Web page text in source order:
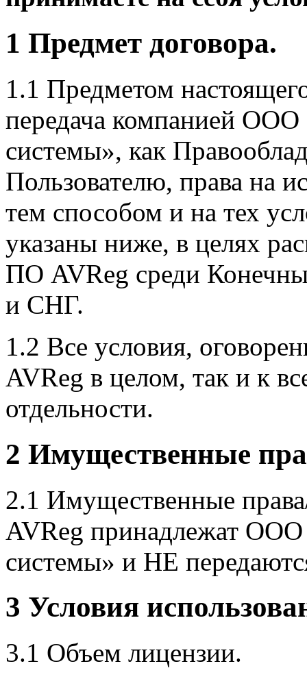
1 Предмет договора.
1.1 Предметом
передача компанией
системы», как
Пользователю, права на
тем способом и на тех
указаны ниже, в целях
ПО AVReg среди
и СНГ.
1.2 Все условия,
AVReg в целом, так и к
отдельности.
2 Имущественные
2.1 Имущественные
AVReg принадлежат
системы» и НЕ
3 Условия
3.1 Объем лицензии.